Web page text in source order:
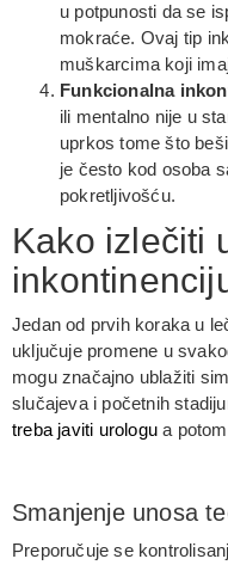
u potpunosti da se
mokraće. Ovaj tip
muškarcima koji
Funkcionalna
ili mentalno nije u
uprkos tome što
je često kod osoba
pokretljivošću.
Kako izlečiti
Jedan od prvih koraka u
uključuje promene u
mogu značajno ublažiti
slučajeva i početnih
treba javiti urologu a
Smanjenje unosa
Preporučuje se